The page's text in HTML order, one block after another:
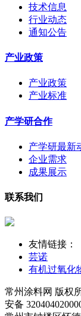
技术信息
行业动态
通知公告
产业政策
产业政策
产业标准
产学研合作
产学研最新
企业需求
成果展示
联系我们
友情链接：
芸诺
有机过氧化
常州涂料网 版权
安备